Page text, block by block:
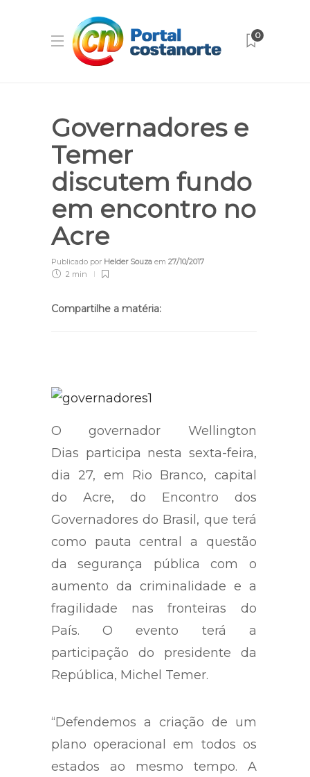
0
Governadores e
Temer
discutem fundo
em encontro no
Acre
Publicado por Helder Souza em 27/10/2017
2 min
Compartilhe a matéria:
O governador Wellington
Dias participa nesta sexta-feira,
dia 27, em Rio Branco, capital
do Acre, do Encontro dos
Governadores do Brasil, que terá
como pauta central a questão
da segurança pública com o
aumento da criminalidade e a
fragilidade nas fronteiras do
País. O evento terá a
participação do presidente da
República, Michel Temer.
“Defendemos a criação de um
plano operacional em todos os
estados ao mesmo tempo. A